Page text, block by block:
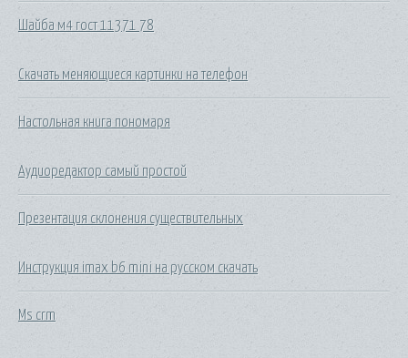
Шайба м4 гост 11371 78
Скачать меняющиеся картинки на телефон
Настольная книга пономаря
Аудиоредактор самый простой
Презентация склонения существительных
Инструкция imax b6 mini на русском скачать
Ms crm